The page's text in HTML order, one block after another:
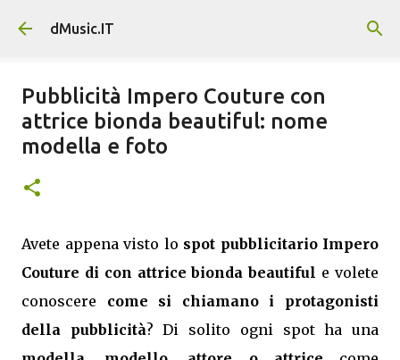
Passa ai contenuti principali
dMusic.IT
Pubblicità Impero Couture con
attrice bionda beautiful: nome
modella e foto
Avete appena visto lo spot pubblicitario Impero
Couture di con attrice bionda beautiful e volete
conoscere come si chiamano i protagonisti
della pubblicità? Di solito ogni spot ha una